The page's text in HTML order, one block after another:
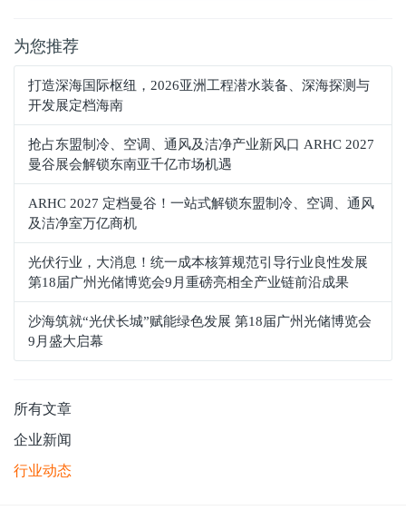
为您推荐
打造深海国际枢纽，2026亚洲工程潜水装备、深海探测与
开发展定档海南
抢占东盟制冷、空调、通风及洁净产业新风口 ARHC 2027
曼谷展会解锁东南亚千亿市场机遇
ARHC 2027 定档曼谷！一站式解锁东盟制冷、空调、通风
及洁净室万亿商机
光伏行业，大消息！统一成本核算规范引导行业良性发展
第18届广州光储博览会9月重磅亮相全产业链前沿成果
沙海筑就“光伏长城”赋能绿色发展 第18届广州光储博览会
9月盛大启幕
所有文章
企业新闻
行业动态